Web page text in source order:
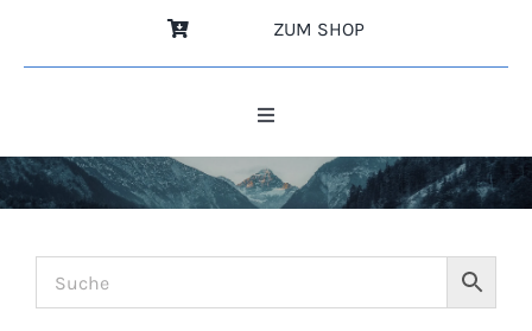
ZUM SHOP
Toggle
HOME
NEWS